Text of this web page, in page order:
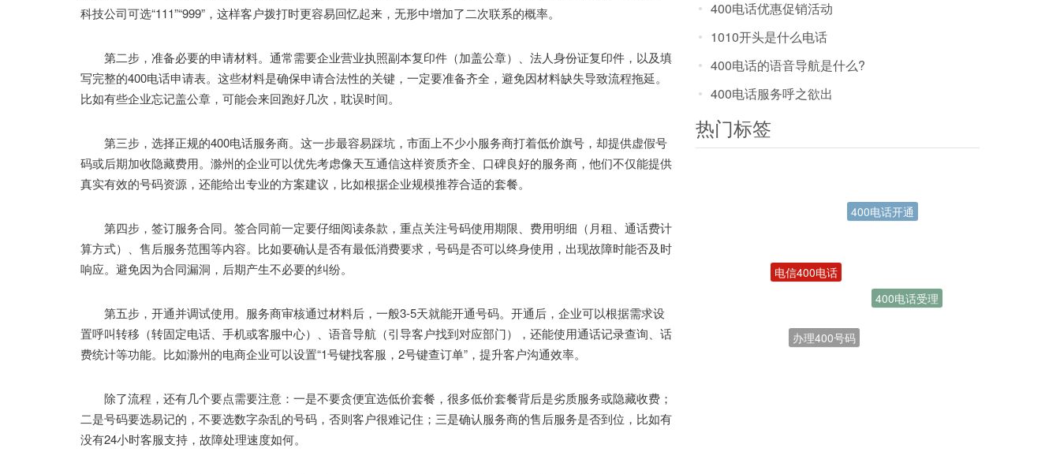
科技公司可选“111”“999”，这样客户拨打时更容易回忆起来，无形中增加了二次联系的概率。
第二步，准备必要的申请材料。通常需要企业营业执照副本复印件（加盖公章）、法人身份证复印件，以及填
写完整的400电话申请表。这些材料是确保申请合法性的关键，一定要准备齐全，避免因材料缺失导致流程拖延。
比如有些企业忘记盖公章，可能会来回跑好几次，耽误时间。
第三步，选择正规的400电话服务商。这一步最容易踩坑，市面上不少小服务商打着低价旗号，却提供虚假号
码或后期加收隐藏费用。滁州的企业可以优先考虑像天互通信这样资质齐全、口碑良好的服务商，他们不仅能提供
真实有效的号码资源，还能给出专业的方案建议，比如根据企业规模推荐合适的套餐。
第四步，签订服务合同。签合同前一定要仔细阅读条款，重点关注号码使用期限、费用明细（月租、通话费计
算方式）、售后服务范围等内容。比如要确认是否有最低消费要求，号码是否可以终身使用，出现故障时能否及时
响应。避免因为合同漏洞，后期产生不必要的纠纷。
第五步，开通并调试使用。服务商审核通过材料后，一般3-5天就能开通号码。开通后，企业可以根据需求设
置呼叫转移（转固定电话、手机或客服中心）、语音导航（引导客户找到对应部门），还能使用通话记录查询、话
费统计等功能。比如滁州的电商企业可以设置“1号键找客服，2号键查订单”，提升客户沟通效率。
除了流程，还有几个要点需要注意：一是不要贪便宜选低价套餐，很多低价套餐背后是劣质服务或隐藏收费；
二是号码要选易记的，不要选数字杂乱的号码，否则客户很难记住；三是确认服务商的售后服务是否到位，比如有
没有24小时客服支持，故障处理速度如何。
400电话优惠促销活动
1010开头是什么电话
400电话的语音导航是什么?
400电话服务呼之欲出
热门标签
400电话受理
办理400号码